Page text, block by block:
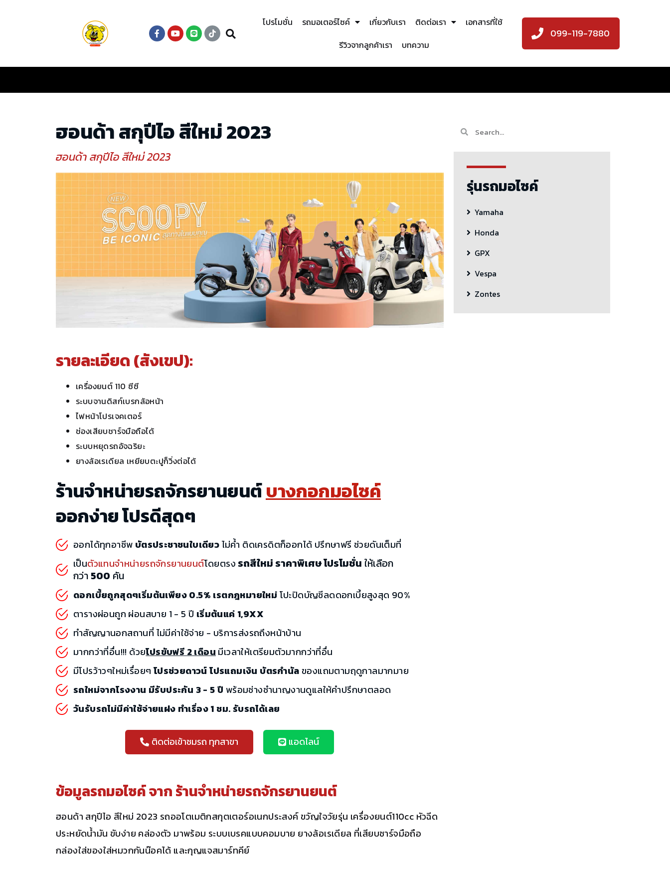
โปรโมชั่น รถมอเตอร์ไซค์ เกี่ยวกับเรา ติดต่อเรา
เอกสารที่ใช้
รีวิวจากลูกค้าเรา
บทความ
099-119-7880
ฮอนด้า สกุปีไอ สีใหม่ 2023
ฮอนด้า สกุปีไอ สีใหม่ 2023
รายละเอียด (สังเขป):
เครื่องยนต์ 110 ซีซี
ระบบจานดิสก์เบรกล้อหน้า
ไฟหน้าโปรเจคเตอร์
ช่องเสียบชาร์จมือถือได้
ระบบหยุดรถอัจฉริยะ
ยางล้อเรเดียล เหยียบตะปูก็วิ่งต่อได้
ร้านจำหน่ายรถจักรยานยนต์บางกอกมอไซค์
ออกง่าย โปรดีสุดๆ
ออกได้ทุกอาชีพ บัตรประชาชนใบเดียวไม่ค้ำ ติดเครดิตก็ออกได้ ปรึกษาฟรี ช่วยดันเต็มที่
เป็นตัวแทนจำหน่ายรถจักรยานยนต์โดยตรง รถสีใหม่ ราคาพิเศษ โปรโมชั่น ให้เลือก
กว่า 500 คัน
ดอกเบี้ยถูกสุดๆเริ่มต้นเพียง 0.5% เรตกฎหมายใหม่โปะปิดบัญชีลดดอกเบี้ยสูงสุด 90%
ตารางผ่อนถูก ผ่อนสบาย 1 - 5 ปี เริ่มต้นแค่ 1,9XX
ทำสัญญานอกสถานที่ ไม่มีค่าใช้จ่าย - บริการส่งรถถึงหน้าบ้าน
มากกว่าที่อื่น!!! ด้วยโปรขับฟรี 2 เดือน มีเวลาให้เตรียมตัวมากกว่าที่อื่น
มีโปรว้าวๆใหม่เรื่อยๆ โปรช่วยดาวน์ โปรแถมเงิน บัตรกำนัลของแถมตามฤดูกาลมากมาย
รถใหม่จากโรงงาน มีรับประกัน 3 - 5 ปี พร้อมช่างชำนาญงานดูแลให้คำปรึกษาตลอด
วันรับรถไม่มีค่าใช้จ่ายแฝง ทำเรื่อง 1 ชม. รับรถได้เลย
ติดต่อเข้าชมรถ ทุกสาขา แอดไลน์
ข้อมูลรถมอไซค์ จากร้านจำหน่ายรถจักรยานยนต์
ฮอนด้า สกุปีไอ สีใหม่ 2023 รถออโตเมติกสกุตเตอร์อเนกประสงค์ ขวัญใจวัยรุ่น เครื่องยนต์110cc หัวฉีด
ประหยัดน้ำมัน ขับง่าย คล่องตัว มาพร้อม ระบบเบรคแบบคอมบาย ยางล้อเรเดียล ที่เสียบชาร์จมือถือ
กล่องใส่ของใส่หมวกกันน๊อคได้ และกุญแจสมาร์ทคีย์
รุ่นรถมอไซค์
Yamaha
Honda
GPX
Vespa
Zontes